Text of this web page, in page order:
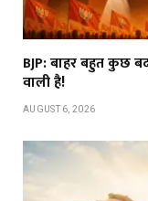
BJP: बाहर बहुत कुछ
वाली है!
AUGUST 6, 2026